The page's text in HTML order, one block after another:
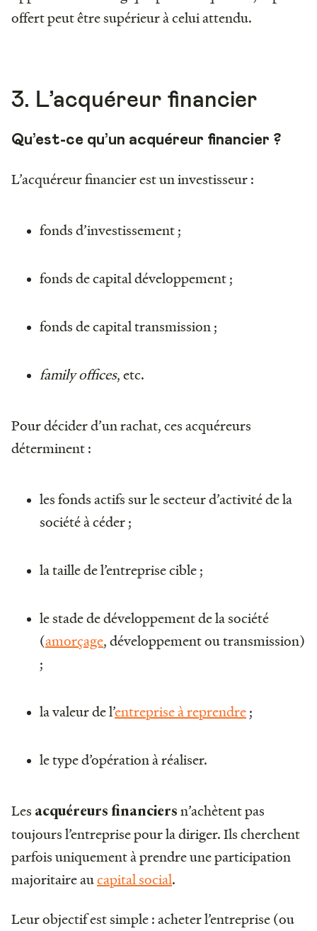
offert peut être supérieur à celui attendu.
3. L’acquéreur financier
Qu’est-ce qu’un acquéreur financier ?
L’acquéreur financier est un investisseur :
fonds d’investissement ;
fonds de capital développement ;
fonds de capital transmission ;
family offices, etc.
Pour décider d’un rachat, ces acquéreurs
déterminent :
les fonds actifs sur le secteur d’activité de la
société à céder ;
la taille de l’entreprise cible ;
le stade de développement de la société
(amorçage, développement ou transmission)
;
la valeur de l’entreprise à reprendre;
le type d’opération à réaliser.
Les acquéreurs financiers n’achètent pas
toujours l’entreprise pour la diriger. Ils cherchent
parfois uniquement à prendre une participation
majoritaire aucapital social.
Leur objectif est simple : acheter l’entreprise (ou